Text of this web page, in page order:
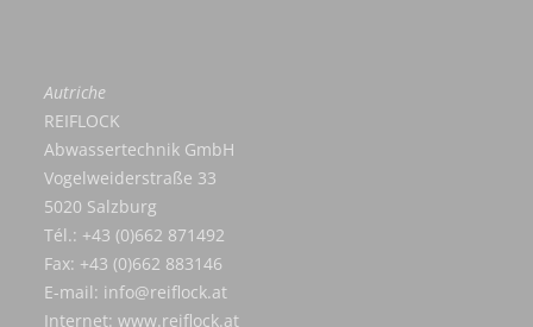
Autriche
REIFLOCK
Abwassertechnik GmbH
Vogelweiderstraße 33
5020 Salzburg
Tél.: +43 (0)662 871492
Fax: +43 (0)662 883146
E-mail: info@reiflock.at
Internet:www.reiflock.at